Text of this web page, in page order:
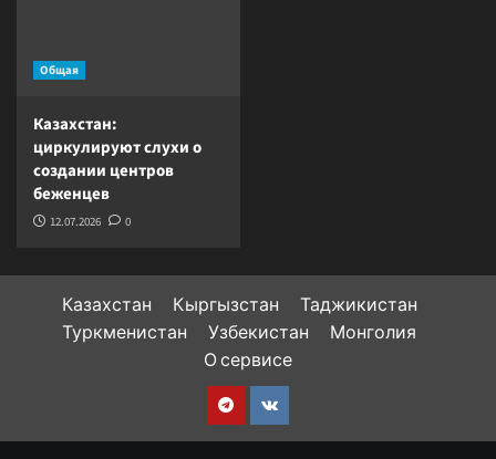
Общая
Казахстан:
циркулируют слухи о
создании центров
беженцев
12.07.2026 0
Казахстан Кыргызстан
Таджикистан
Туркменистан
Узбекистан
Монголия
О сервисе
Telegram
VK